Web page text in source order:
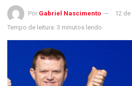
Por Gabriel Nascimento
12
Tempo de leitura: 3 minutos lendo